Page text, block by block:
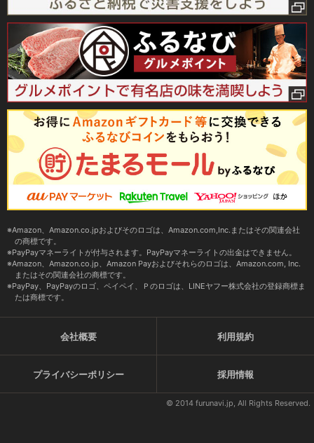
Amazon、Amazon.co.jpおよびそのロゴは、Amazon.com,Inc.またはその関連会社
の商標です。
PayPayマネーライトが付与されます。PayPayマネーライトの出金はできません。
Amazon、Amazon.co.jp、Amazon Payおよびそれらのロゴは、Amazon.com, Inc.
またはその関連会社の商標です。
PayPay、PayPayのロゴ、ペイペイ、Ｐのロゴは、LINEヤフー株式会社の登録商標ま
たは商標です。
会社概要 利用規約
プライバシーポリシー 採用情報
© 2014 furunavi.jp, All Rights Reserved.